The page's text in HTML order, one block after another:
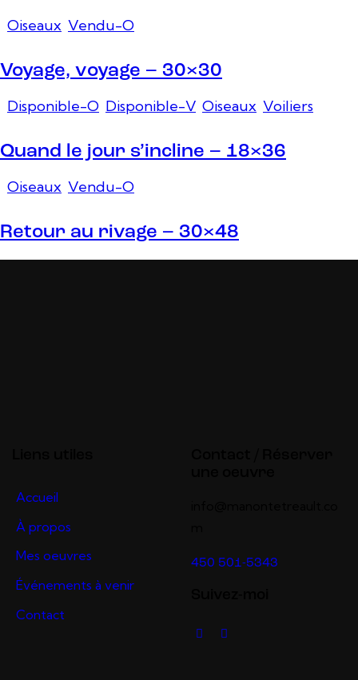
Oiseaux Vendu-O
Voyage, voyage – 30×30
Disponible-O Disponible-V Oiseaux Voiliers
Quand le jour s’incline – 18×36
Oiseaux Vendu-O
Retour au rivage – 30×48
Accueil
À propos
Mes oeuvres
Événements à venir
Contact
450 501-5343